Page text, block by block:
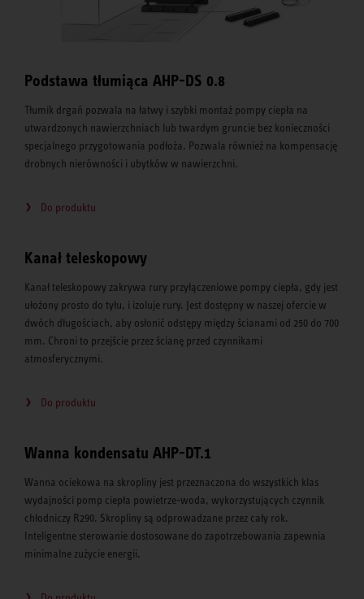
Podstawa tłumiąca AHP-DS 0.8
Tłumik drgań pozwala na łatwy i szybki montaż pompy ciepła na
utwardzonych nawierzchniach lub twardym gruncie bez konieczności
specjalnego przygotowania podłoża. Pozwala również na kompensację
drobnych nierówności i ubytków w nawierzchni.
Do produktu
Kanał teleskopowy
Kanał teleskopowy zakrywa rury przyłączeniowe pompy ciepła, gdy jest
ułożony prosto do tyłu, i izoluje rury. Jest dostępny w naszej ofercie w
dwóch długościach, aby osłonić odstępy między ścianami od 250 do 700
mm. Chroni to przejście przez ścianę przed czynnikami
atmosferycznymi.
Do produktu
Wanna kondensatu AHP-DT.1
Wanna ociekowa na skropliny jest przeznaczona do wszystkich klas
wydajności pomp ciepła powietrze-woda, wykorzystujących czynnik
chłodniczy R290. Skropliny są odprowadzane przez cały rok.
Inteligentne sterowanie dostosowane do zapotrzebowania zapewnia
minimalne zużycie energii.